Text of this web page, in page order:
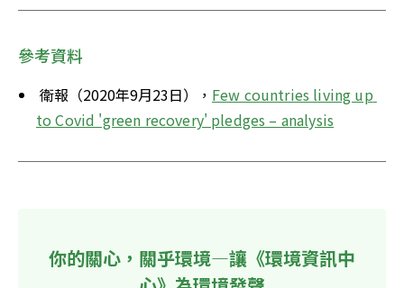
參考資料
衛報（2020年9月23日）， Few countries living up
to Covid 'green recovery' pledges – analysis
你的關心，關乎環境—讓《環境資訊中